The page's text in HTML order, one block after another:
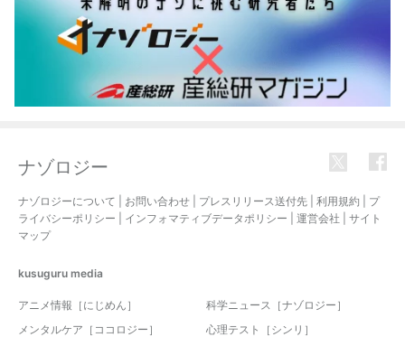
ナゾロジー
ナゾロジーについて お問い合わせ プレスリリース送付先 利用規約
プ
ライバシーポリシー
インフォマティブデータポリシー 運営会社
サイト
マップ
kusuguru media
アニメ情報［にじめん］
科学ニュース［ナゾロジー］
メンタルケア［ココロジー］
心理テスト［シンリ］